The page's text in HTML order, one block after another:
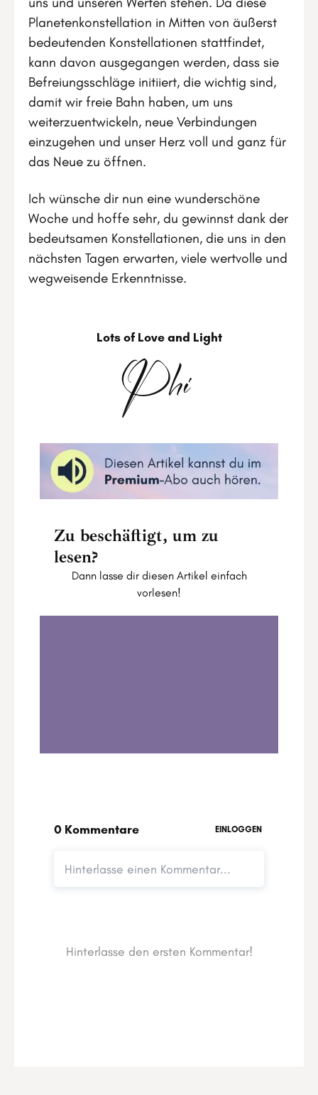
Planetenkonstellation in Mitten von äußerst
bedeutenden Konstellationen stattfindet,
kann davon ausgegangen werden, dass sie
Befreiungsschläge initiiert, die wichtig sind,
damit wir freie Bahn haben, um uns
weiterzuentwickeln, neue Verbindungen
einzugehen und unser Herz voll und ganz für
das Neue zu öffnen.
Ich wünsche dir nun eine wunderschöne
Woche und hoffe sehr, du gewinnst dank der
bedeutsamen Konstellationen, die uns in den
nächsten Tagen erwarten, viele wertvolle und
wegweisende Erkenntnisse.
Lots of Love and Light
Phi
Zu beschäftigt, um zu
lesen?
Dann lasse dir diesen Artikel einfach
vorlesen!